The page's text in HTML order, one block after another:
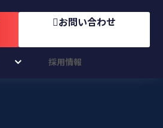
お問い合わせ
採用情報